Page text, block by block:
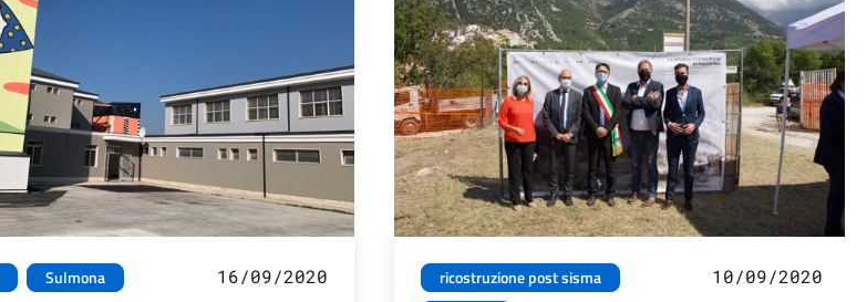
Sulmona 16/09/2020
ricostruzione post sisma
10/09/2020